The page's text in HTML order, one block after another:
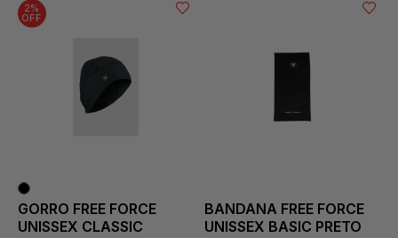
2%
OFF
GORRO FREE FORCE
UNISSEX CLASSIC
BANDANA FREE FORCE
UNISSEX BASIC PRETO